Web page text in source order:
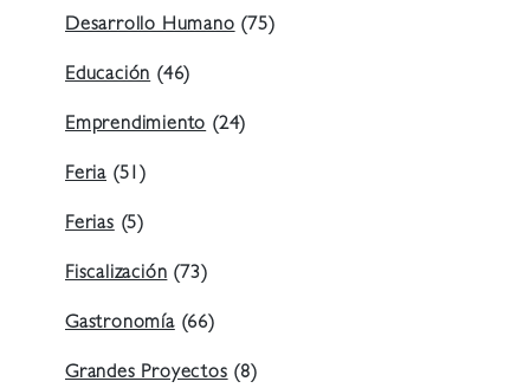
Desarrollo Humano(75)
Educación(46)
Emprendimiento(24)
Feria (51)
Ferias(5)
Fiscalización(73)
Gastronomía(66)
Grandes Proyectos(8)